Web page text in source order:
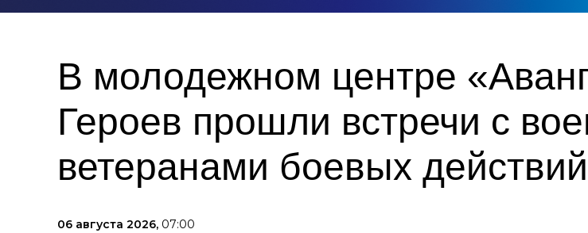
В молодежном центре
Героев прошли встречи с
ветеранами боевых действий
06 августа 2026, 07:00